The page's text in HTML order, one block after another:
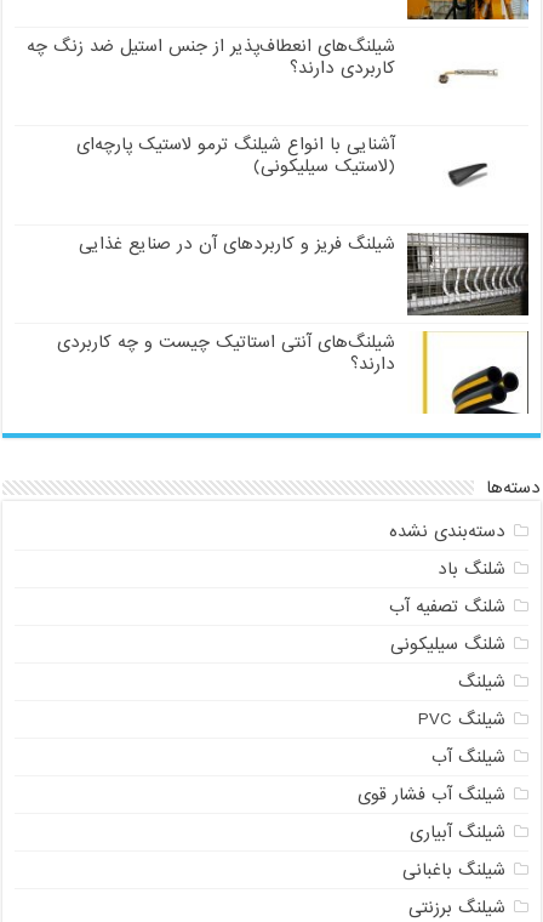
شیلنگ‌های انعطاف‌پذیر از جنس استیل ضد زنگ چه
کاربردی دارند؟
آشنایی با انواع شیلنگ ترمو لاستیک پارچه‌ای
(لاستیک سیلیکونی)
شیلنگ فریز و کاربردهای آن در صنایع غذایی
شیلنگ‌های آنتی استاتیک چیست و چه کاربردی
دارند؟
دسته‌ها
دسته‌بندی نشده
شلنگ باد
شلنگ تصفیه آب
شلنگ سیلیکونی
شیلنگ
شیلنگ PVC
شیلنگ آب
شیلنگ آب فشار قوی
شیلنگ آبیاری
شیلنگ باغبانی
شیلنگ برزنتی